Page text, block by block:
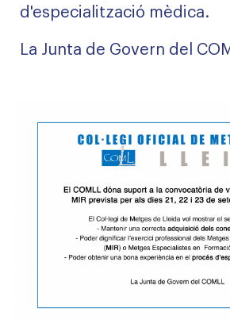
d'especialització mèdica.
La Junta de Govern del